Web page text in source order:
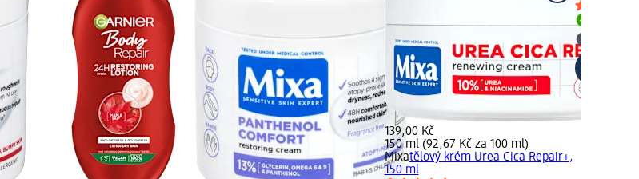
139,00 Kč
150 ml (92,67 Kč za 100 ml)
Mixatělový krém Urea Cica Repair+,
150 ml